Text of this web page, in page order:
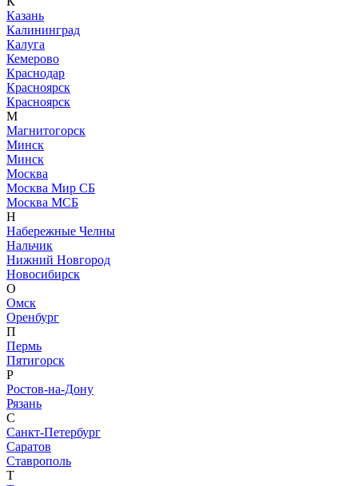
Казань
Калининград
Калуга
Кемерово
Краснодар
Красноярск
Красноярск
М
Магнитогорск
Минск
Минск
Москва
Москва Мир СБ
Москва МСБ
Н
Набережные Челны
Нальчик
Нижний Новгород
Новосибирск
О
Омск
Оренбург
П
Пермь
Пятигорск
Р
Ростов-на-Дону
Рязань
С
Санкт-Петербург
Саратов
Ставрополь
Т